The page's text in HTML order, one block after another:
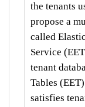
the tenants
propose a
called
Service
tenant
Tables
satisfies